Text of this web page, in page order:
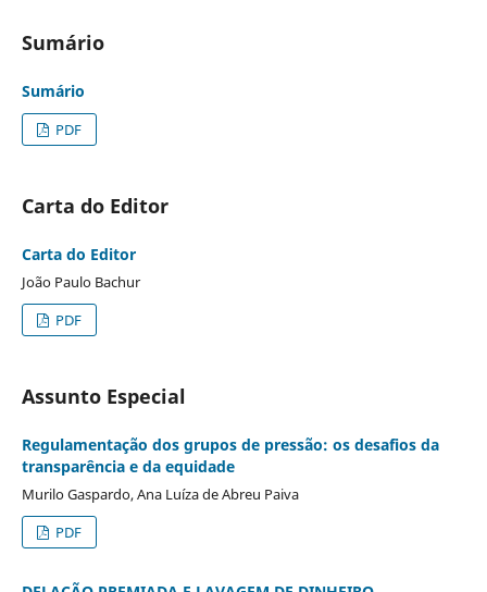
Sumário
Sumário
PDF
Carta do Editor
Carta do Editor
João Paulo Bachur
PDF
Assunto Especial
Regulamentação dos grupos de pressão: os desafios da
transparência e da equidade
Murilo Gaspardo, Ana Luíza de Abreu Paiva
PDF